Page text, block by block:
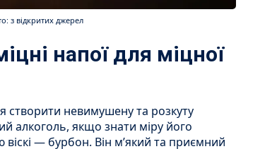
з відкритих джерел
напої для міцної
створити невимушену та розкуту
алкоголь, якщо знати міру його
— бурбон. Він м’який та приємний